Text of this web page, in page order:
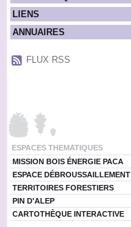
LIENS
ANNUAIRES
FLUX RSS
ESPACES THEMATIQUES
MISSION BOIS ÉNERGIE PACA
ESPACE DÉBROUSSAILLEMENT
TERRITOIRES FORESTIERS
PIN D'ALEP
CARTOTHÈQUE INTERACTIVE